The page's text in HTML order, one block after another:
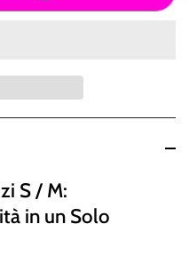
S / M:
in un Solo